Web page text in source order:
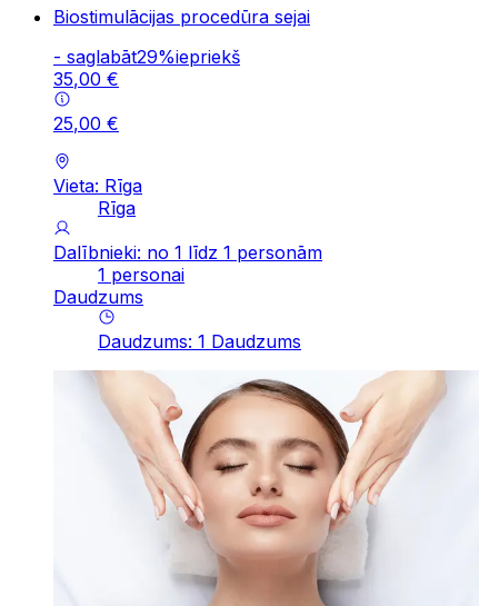
Biostimulācijas procedūra sejai
- saglabāt29%iepriekš
35,00 €
25,00 €
Vieta: Rīga
Rīga
Dalībnieki: no 1 līdz 1 personām
1 personai
Daudzums
Daudzums: 1 Daudzums